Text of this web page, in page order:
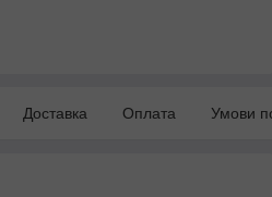
Доставка Оплата Умови